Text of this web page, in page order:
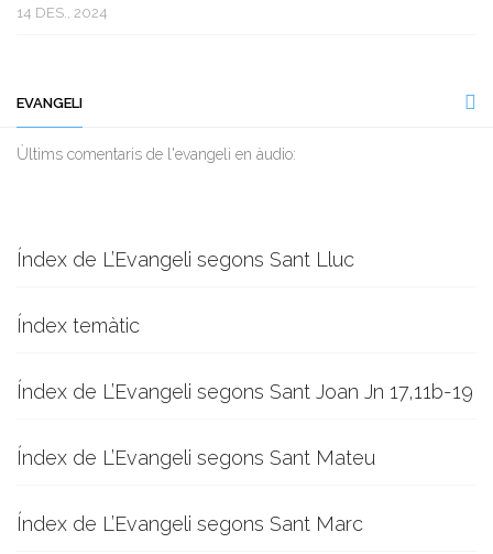
14 DES., 2024
EVANGELI
Ùltims comentaris de l'evangeli en àudio:
Índex de L’Evangeli segons Sant Lluc
Índex temàtic
Índex de L’Evangeli segons Sant Joan Jn 17,11b-19
Índex de L’Evangeli segons Sant Mateu
Índex de L’Evangeli segons Sant Marc